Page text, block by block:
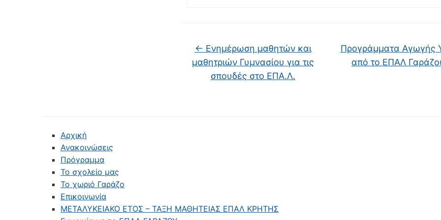
← Ενημέρωση μαθητών και
μαθητριών Γυμνασίου για τις
σπουδές στο ΕΠΑ.Λ.
Προγράμματα Αγωγής
από το ΕΠΑΛ
Αρχική
Ανακοινώσεις
Πρόγραμμα
Το σχολείο μας
Το χωριό Γαράζο
Επικοινωνία
ΜΕΤΑΛΥΚΕΙΑΚΟ ΕΤΟΣ – ΤΑΞΗ ΜΑΘΗΤΕΙΑΣ ΕΠΑΛ ΚΡΗΤΗΣ